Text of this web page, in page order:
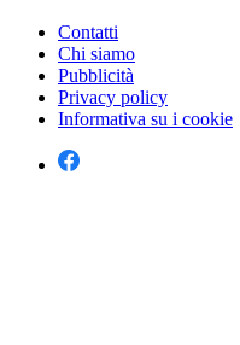
Contatti
Chi siamo
Pubblicità
Privacy policy
Informativa su i cookie